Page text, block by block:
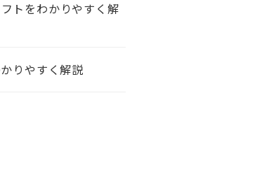
トをわかりやすく解
りやすく解説